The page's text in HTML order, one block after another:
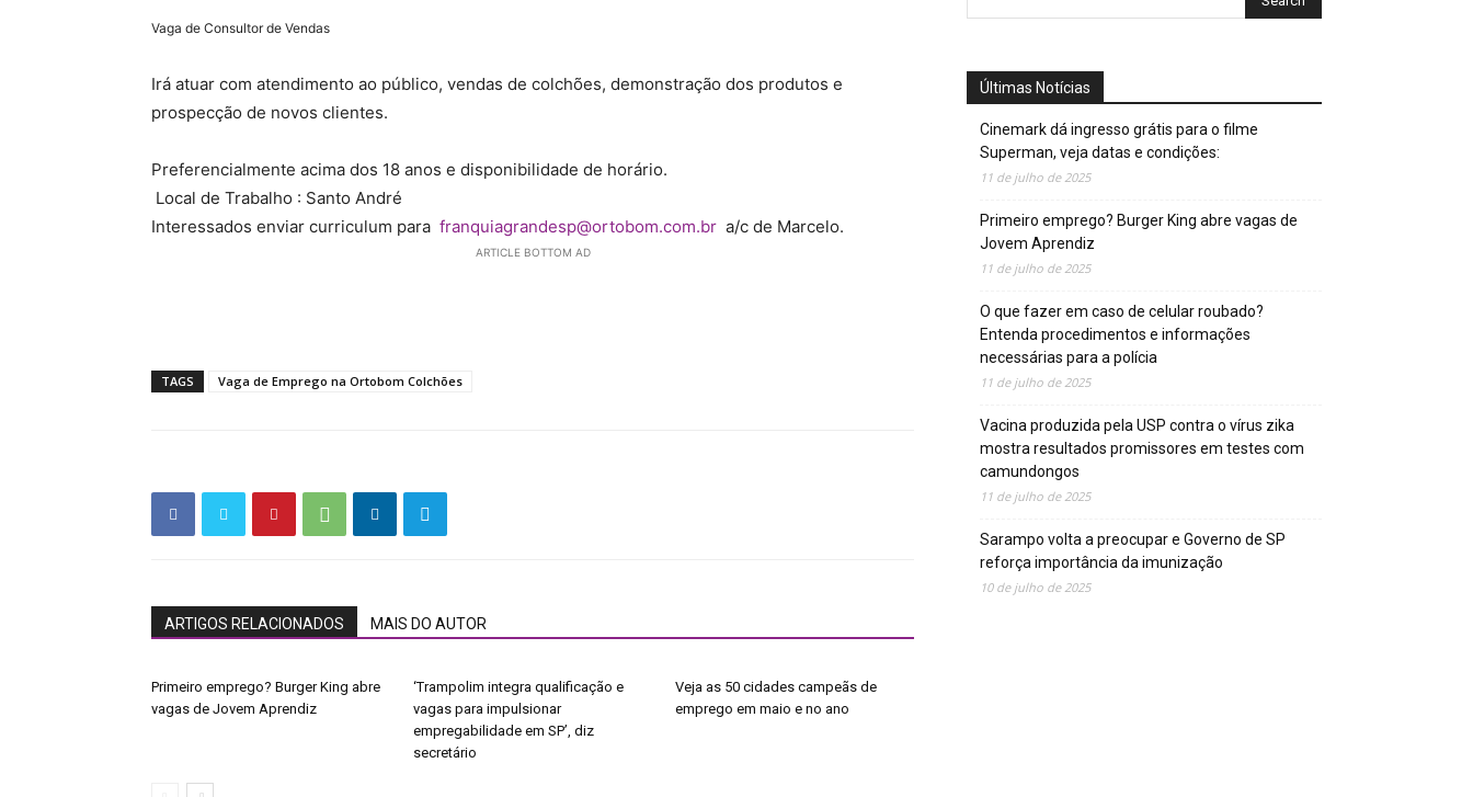
Vaga de Consultor de Vendas
Irá atuar com atendimento ao público, vendas de colchões, demonstração dos produtos e
prospecção de novos clientes.
Preferencialmente acima dos 18 anos e disponibilidade de horário.
Local de Trabalho : Santo André
Interessados enviar curriculum para franquiagrandesp@ortobom.com.br a/c de Marcelo.
ARTICLE BOTTOM AD
TAGS Vaga de Emprego na Ortobom Colchões
ARTIGOS RELACIONADOS MAIS DO AUTOR
Primeiro emprego? Burger King abre
vagas de Jovem Aprendiz
‘Trampolim integra qualificação e
vagas para impulsionar
empregabilidade em SP’, diz
secretário
Veja as 50 cidades campeãs de
emprego em maio e no ano
Últimas Notícias
Cinemark dá ingresso grátis para o filme
Superman, veja datas e condições:
11 de julho de 2025
Primeiro emprego? Burger King abre vagas de
Jovem Aprendiz
11 de julho de 2025
O que fazer em caso de celular roubado?
Entenda procedimentos e informações
necessárias para a polícia
11 de julho de 2025
Vacina produzida pela USP contra o vírus zika
mostra resultados promissores em testes com
camundongos
11 de julho de 2025
Sarampo volta a preocupar e Governo de SP
reforça importância da imunização
10 de julho de 2025